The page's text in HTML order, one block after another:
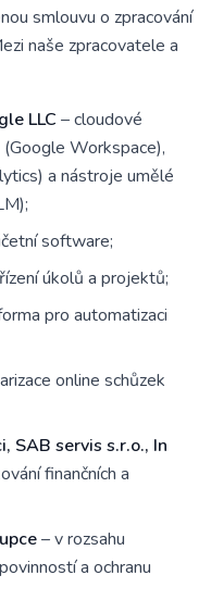
smlouvu o zpracování
naše zpracovatele a
LLC – cloudové
Workspace),
a nástroje umělé
software;
úkolů a projektů;
pro automatizaci
online schůzek
SAB servis s.r.o., In
finančních a
– v rozsahu
a ochranu